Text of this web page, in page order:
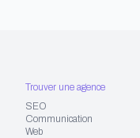
Trouver une agence
SEO
Communication
Web